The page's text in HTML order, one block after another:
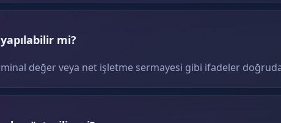
mi?
değer veya net işletme sermayesi gibi ifadeler